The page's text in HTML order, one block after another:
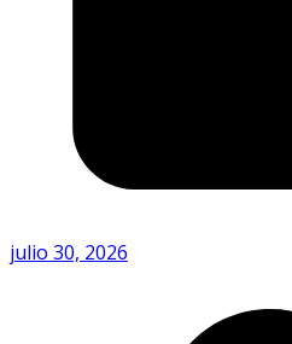
julio 30, 2026